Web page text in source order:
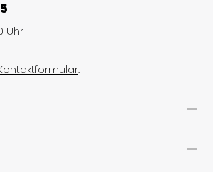
Uhr
.